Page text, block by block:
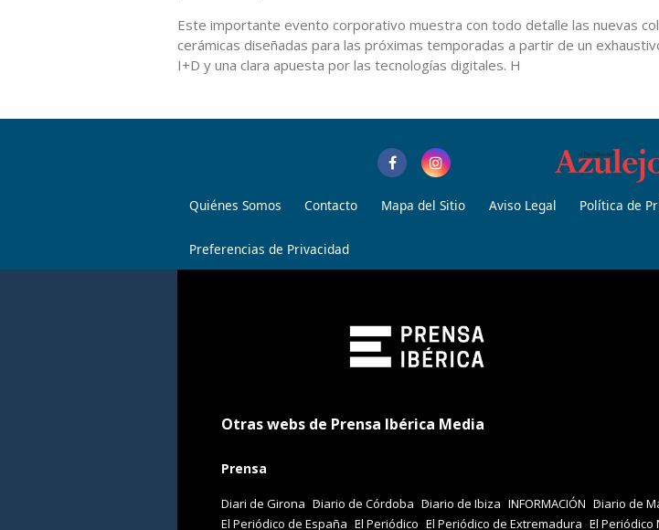
Este importante evento corporativo muestra con todo detalle las nuevas
cerámicas diseñadas para las próximas temporadas a partir de un
I+D y una clara apuesta por las tecnologías digitales. H
Quiénes Somos Contacto Mapa del Sitio Aviso Legal Política de
Preferencias de Privacidad
Otras webs de Prensa Ibérica Media
Prensa
Diari de Girona Diario de Córdoba Diario de Ibiza INFORMACIÓN Diario de
El Periódico de España El Periódico El Periódico de Extremadura El